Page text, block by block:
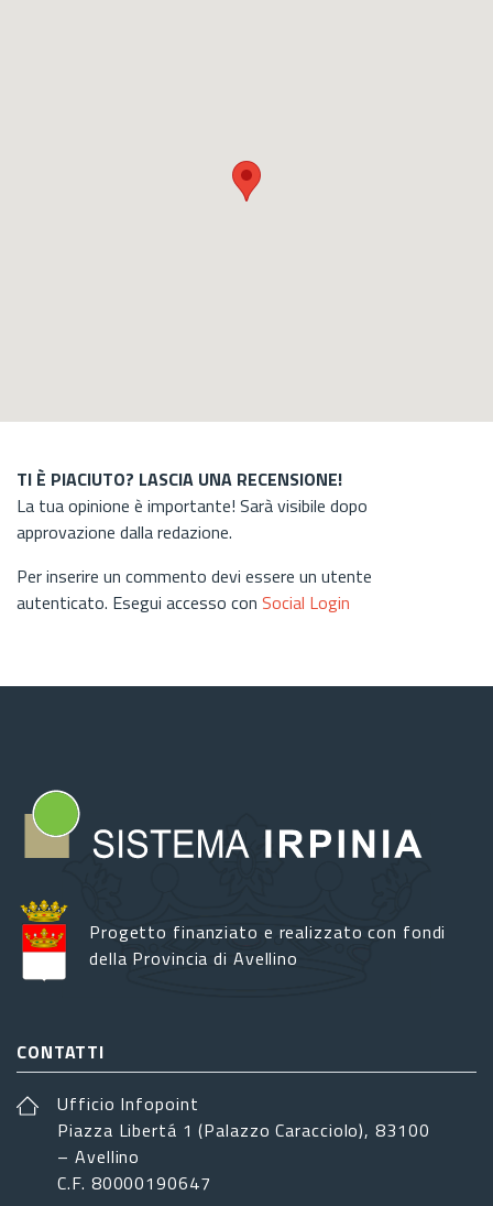
TI È PIACIUTO? LASCIA UNA RECENSIONE!
La tua opinione è importante! Sarà visibile dopo
approvazione dalla redazione.
Per inserire un commento devi essere un utente
autenticato. Esegui accesso con Social Login
Progetto finanziato e realizzato con fondi
della Provincia di Avellino
CONTATTI
Ufficio Infopoint
Piazza Libertá 1 (Palazzo Caracciolo), 83100
– Avellino
C.F. 80000190647